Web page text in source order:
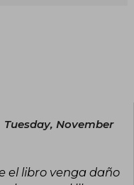
(Ireland) with her family.
Tuesday, November
el libro venga daño